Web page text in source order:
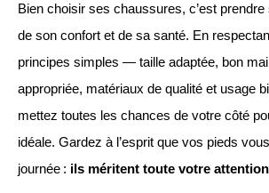
Bien choisir ses chaussures, c’est
de son confort et de sa santé. En
principes simples — taille adaptée, bon
appropriée, matériaux de qualité et usage
mettez toutes les chances de votre côté
idéale. Gardez à l’esprit que vos pieds
journée : ils méritent toute votre attention